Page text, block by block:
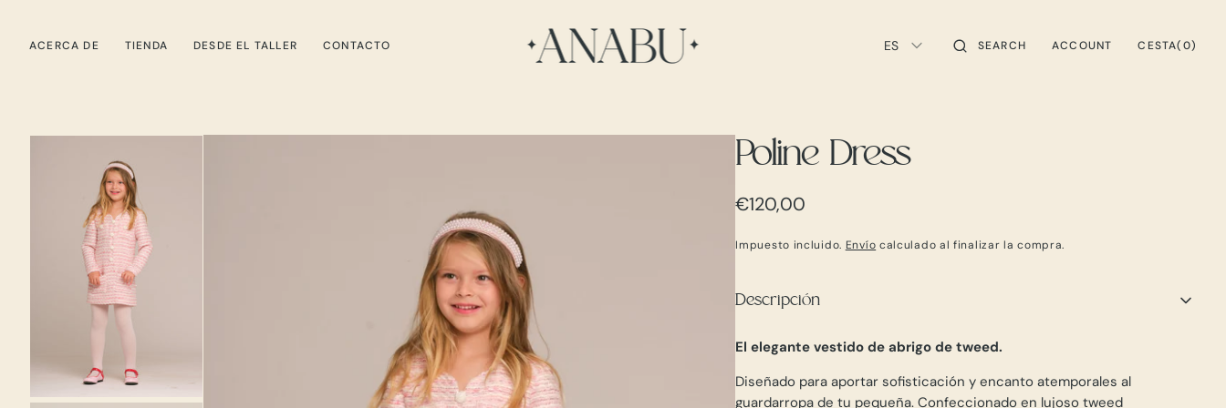
CONTENIDO
ACERCA DE TIENDA DESDE EL TALLER CONTACTO ES SEARCH ACCOUNT CESTA
CESTA(0)
0
Poline Dress
Precio
€120,00
Impuesto incluido. Envío calculado al finalizar la compra.
Descripción
El elegante vestido de abrigo de tweed.
Diseñado para aportar sofisticación y encanto atemporales al
guardarropa de tu pequeña. Confeccionado en lujoso tweed